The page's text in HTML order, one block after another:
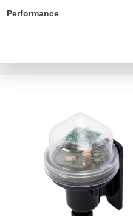
Performance